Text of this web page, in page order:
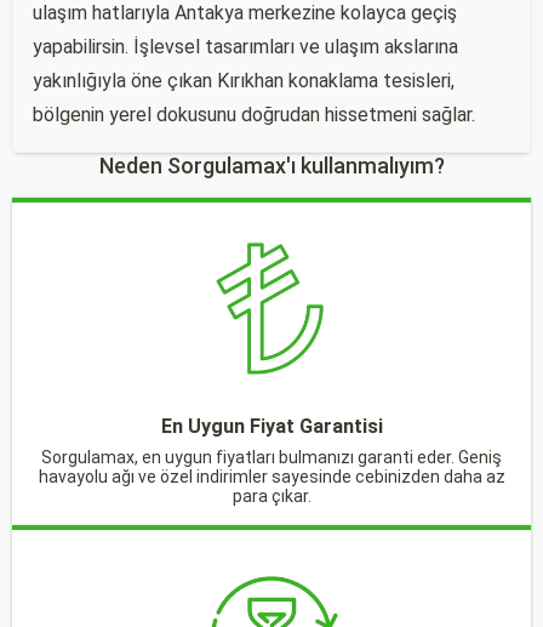
ulaşım hatlarıyla Antakya merkezine kolayca geçiş
yapabilirsin. İşlevsel tasarımları ve ulaşım akslarına
yakınlığıyla öne çıkan Kırıkhan konaklama tesisleri,
bölgenin yerel dokusunu doğrudan hissetmeni sağlar.
Neden Sorgulamax'ı kullanmalıyım?
En Uygun Fiyat Garantisi
Sorgulamax, en uygun fiyatları bulmanızı garanti eder. Geniş
havayolu ağı ve özel indirimler sayesinde cebinizden daha az
para çıkar.